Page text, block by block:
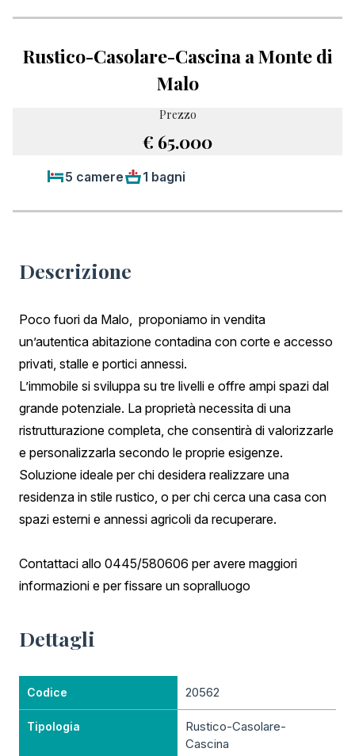
Rustico-Casolare-Cascina a Monte di
Malo
Prezzo
€ 65.000
5 camere 1 bagni
Descrizione
Poco fuori da Malo, proponiamo in vendita
un’autentica abitazione contadina con corte e accesso
privati, stalle e portici annessi.
L’immobile si sviluppa su tre livelli e offre ampi spazi dal
grande potenziale. La proprietà necessita di una
ristrutturazione completa, che consentirà di valorizzarle
e personalizzarla secondo le proprie esigenze.
Soluzione ideale per chi desidera realizzare una
residenza in stile rustico, o per chi cerca una casa con
spazi esterni e annessi agricoli da recuperare.
Contattaci allo 0445/580606 per avere maggiori
informazioni e per fissare un sopralluogo
Dettagli
Codice 20562
Tipologia
Rustico-Casolare-
Cascina